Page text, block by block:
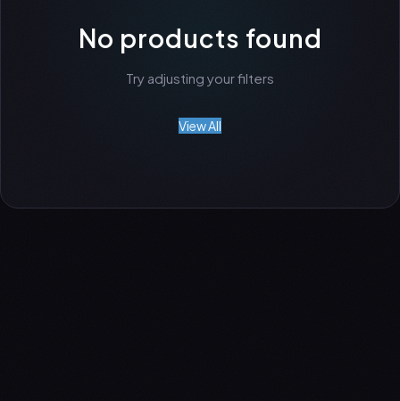
No products found
Try adjusting your filters
View All